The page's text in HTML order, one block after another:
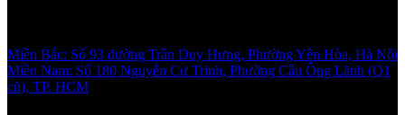
Miền Bắc: Số 93 đường Trần Duy Hưng, Phường Yên Hòa, Hà Nội
Miền Nam: Số 180 Nguyễn Cư Trinh, Phường Cầu Ông Lãnh (Q1
cũ), TP. HCM